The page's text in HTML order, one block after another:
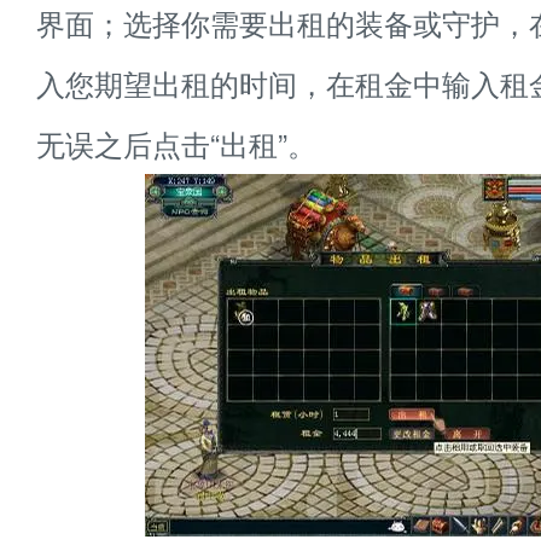
界面；选择你需要出租的装备或守护
入您期望出租的时间，在租金中输入
无误之后点击“出租”。